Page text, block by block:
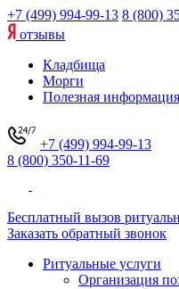
+7 (499) 994-99-13 8 (800)
отзывы
Кладбища
Морги
Полезная информация
+7 (499) 994-99-13
8 (800) 350-11-69
Бесплатный вызов
Заказать обратный звонок
Ритуальные услуги
Организация